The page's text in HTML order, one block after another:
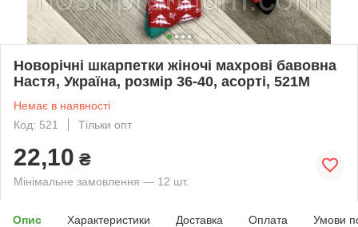
Новорічні шкарпетки жіночі махрові бавовна
Настя, Україна, розмір 36-40, асорті, 521М
Немає в наявності
Код: 521
Тільки опт
22,10 ₴
Мінімальне замовлення — 12 шт.
Опис Характеристики Доставка Оплата Умови